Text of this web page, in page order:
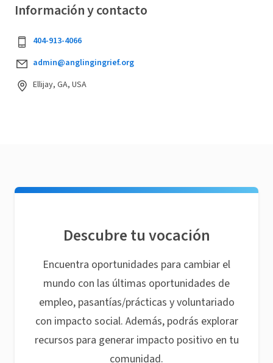
Información y contacto
404-913-4066
admin@anglingingrief.org
Ellijay, GA, USA
Descubre tu vocación
Encuentra oportunidades para cambiar el
mundo con las últimas oportunidades de
empleo, pasantías/prácticas y voluntariado
con impacto social. Además, podrás explorar
recursos para generar impacto positivo en tu
comunidad.